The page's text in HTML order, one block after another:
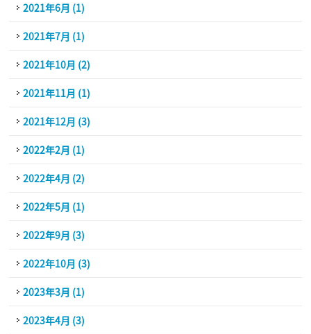
2021年6月 (1)
2021年7月 (1)
2021年10月 (2)
2021年11月 (1)
2021年12月 (3)
2022年2月 (1)
2022年4月 (2)
2022年5月 (1)
2022年9月 (3)
2022年10月 (3)
2023年3月 (1)
2023年4月 (3)